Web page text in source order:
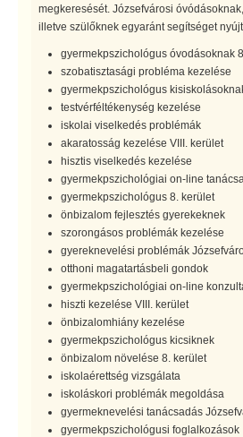
megkeresését. Józsefvárosi
illetve szülőknek egyaránt segítséget
gyermekpszichológus óvodásoknak
szobatisztasági probléma kezelése
gyermekpszichológus
testvérféltékenység kezelése
iskolai viselkedés problémák
akaratosság kezelése VIII. kerület
hisztis viselkedés kezelése
gyermekpszichológiai on-line
gyermekpszichológus 8. kerület
önbizalom fejlesztés gyerekeknek
szorongásos problémák kezelése
gyereknevelési problémák
otthoni magatartásbeli gondok
gyermekpszichológiai on-line
hiszti kezelése VIII. kerület
önbizalomhiány kezelése
gyermekpszichológus kicsiknek
önbizalom növelése 8. kerület
iskolaérettség vizsgálata
iskoláskori problémák megoldása
gyermeknevelési tanácsadás
gyermekpszichológusi foglalkozások